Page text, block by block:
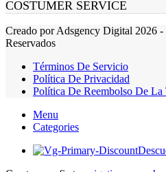
COSTUMER SERVICE
Creado por Adsgency Digital 2026 -
Reservados
Términos De Servicio
Política De Privacidad
Política De Reembolso De La
Menu
Categories